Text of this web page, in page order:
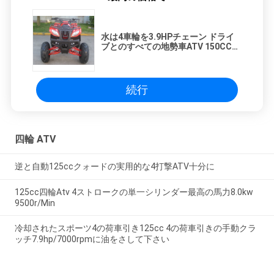
水は4車輪を3.9HPチェーン ドライ
ブとのすべての地勢車ATV 150CC冷
続行
四輪 ATV
逆と自動125ccクォードの実用的な4打撃ATV十分に
125cc四輪Atv 4ストロークの単一シリンダー最高の馬力8.0kw
9500r/Min
冷却されたスポーツ4の荷車引き125cc 4の荷車引きの手動クラ
ッチ7.9hp/7000rpmに油をさして下さい